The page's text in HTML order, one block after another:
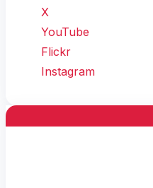
X
YouTube
Flickr
Instagram